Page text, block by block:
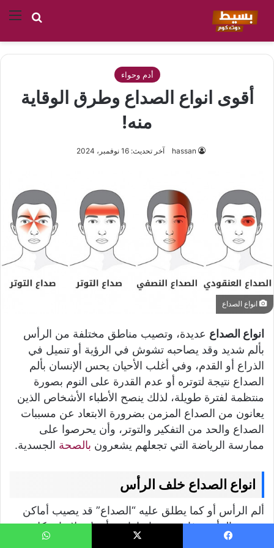
بحث
أدم وحواء
أقوى انواع الصداع وطرق الوقاية
منه!
hassan آخر تحديث: 16 نوفمبر، 2024
انواع الصداع
انواع الصداع عديدة، وتصيب مناطق مختلفة من الرأس
بألم شديد وقد يصاحبه تشوش في الرؤية أو تنميل في
الذراع أو القدم، وفي أغلب الأحيان يحس الإنسان بألم
الصداع نتيجة لتوتره أو عدم القدرة على النوم بصورة
منتظمة لفترة طويلة، لذلك ينصح الأطباء الأشخاص الذين
يعانون من الصداع المزمن بضرورة الابتعاد عن مسببات
الصداع والحد من التفكير والتوتر، وأن يحرصوا على
ممارسة الرياضة التي تجعلهم يشعرون بالصحة الجسدية.
انواع الصداع خلف الرأس
ألم الرأس أو كما يطلق عليه “الصداع” قد يصيب أماكن
عديدة بالرأس، فإنه توجد إشارات وأسباب لإصابة كل جزء
من أجزاء الرأس بالصداع، ويعد الصداع أسفل الرأس هو